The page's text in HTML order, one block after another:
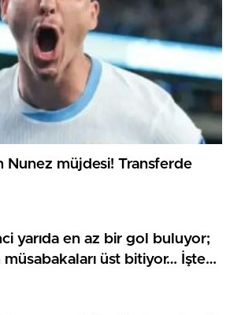
Nunez müjdesi! Transferde
yarıda en az bir gol buluyor;
müsabakaları üst bitiyor… İşte